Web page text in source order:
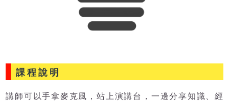
課程說明
講師可以手拿麥克風，站上演講台，一邊分享知識、經